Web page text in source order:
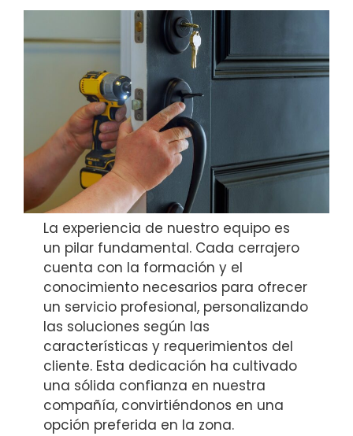
La experiencia de nuestro equipo es
un pilar fundamental. Cada cerrajero
cuenta con la formación y el
conocimiento necesarios para ofrecer
un servicio profesional, personalizando
las soluciones según las
características y requerimientos del
cliente. Esta dedicación ha cultivado
una sólida confianza en nuestra
compañía, convirtiéndonos en una
opción preferida en la zona.